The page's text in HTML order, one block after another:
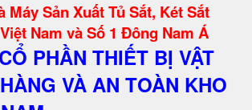
Máy Sản Xuất Tủ Sắt, Két Sắt
Nam và Số 1 Đông Nam Á
PHẦN THIẾT BỊ VẬT
VÀ AN TOÀN KHO